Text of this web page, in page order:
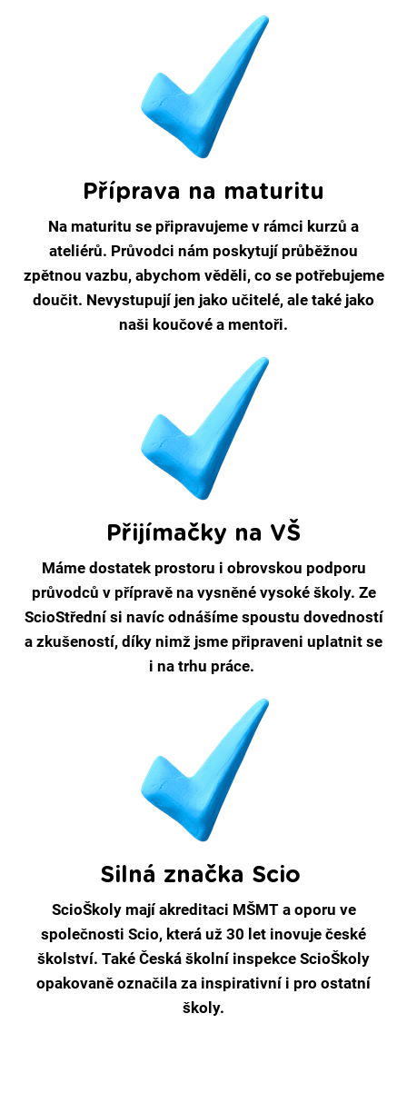
Příprava na maturitu
Na maturitu se připravujeme v rámci kurzů a
ateliérů. Průvodci nám poskytují průběžnou
zpětnou vazbu, abychom věděli, co se potřebujeme
doučit. Nevystupují jen jako učitelé, ale také jako
naši koučové a mentoři.
Přijímačky na VŠ
Máme dostatek prostoru i obrovskou podporu
průvodců v přípravě na vysněné vysoké školy. Ze
ScioStřední si navíc odnášíme spoustu dovedností
a zkušeností, díky nimž jsme připraveni uplatnit se
i na trhu práce.
Silná značka Scio
ScioŠkoly mají akreditaci MŠMT a oporu ve
společnosti Scio, která už 30 let inovuje české
školství. Také Česká školní inspekce ScioŠkoly
opakovaně označila za inspirativní i pro ostatní
školy.